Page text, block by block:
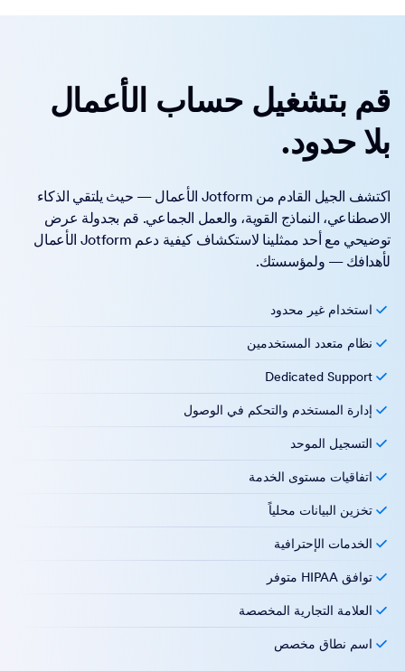
قم بتشغيل حساب الأعمال
بلا حدود.
اكتشف الجيل القادم من Jotform الأعمال — حيث يلتقي الذكاء
الاصطناعي، النماذج القوية، والعمل الجماعي. قم بجدولة عرض
توضيحي مع أحد ممثلينا لاستكشاف كيفية دعم Jotform الأعمال
لأهدافك — ولمؤسستك.
استخدام غير محدود
نظام متعدد المستخدمين
Dedicated Support
إدارة المستخدم والتحكم في الوصول
التسجيل الموحد
اتفاقيات مستوى الخدمة
تخزين البيانات محلياً
الخدمات الإحترافية
توافق HIPAA متوفر
العلامة التجارية المخصصة
اسم نطاق مخصص